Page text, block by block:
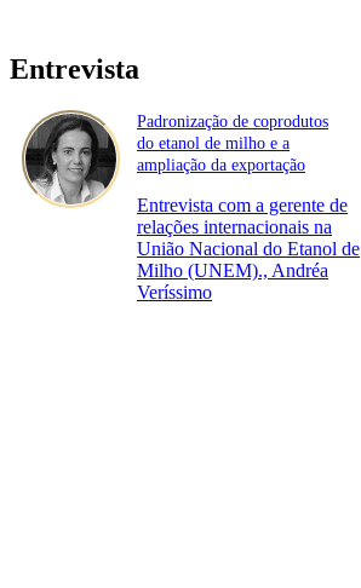
Entrevista
Padronização de coprodutos
do etanol de milho e a
ampliação da exportação
Entrevista com a gerente de
relações internacionais na
União Nacional do Etanol de
Milho (UNEM)., Andréa
Veríssimo